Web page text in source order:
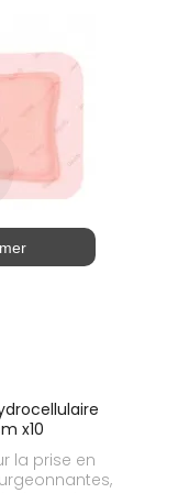
x10
la prise en